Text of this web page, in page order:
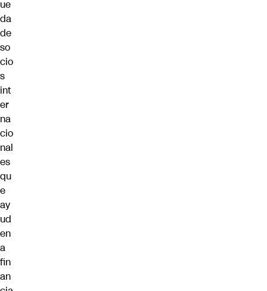
ue
da
de
so
cio
s
int
er
na
cio
nal
es
qu
e
ay
ud
en
a
fin
an